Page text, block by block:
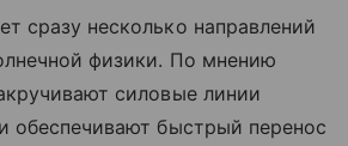
сразу несколько направлений
физики. По мнению
силовые линии
обеспечивают быстрый перенос